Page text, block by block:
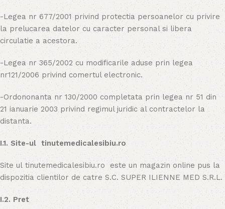
-Legea nr 677/2001 privind protectia persoanelor cu privire
la prelucarea datelor cu caracter personal si libera
circulatie a acestora.
-Legea nr 365/2002 cu modificarile aduse prin legea
nr121/2006 privind comertul electronic.
-Ordononanta nr 130/2000 completata prin legea nr 51 din
21 ianuarie 2003 privind regimul juridic al contractelor la
distanta.
I.1. Site-ul tinutemedicalesibiu.ro
Site ul tinutemedicalesibiu.ro este un magazin online pus la
dispozitia clientilor de catre S.C. SUPER ILIENNE MED S.R.L.
I.2. Pret